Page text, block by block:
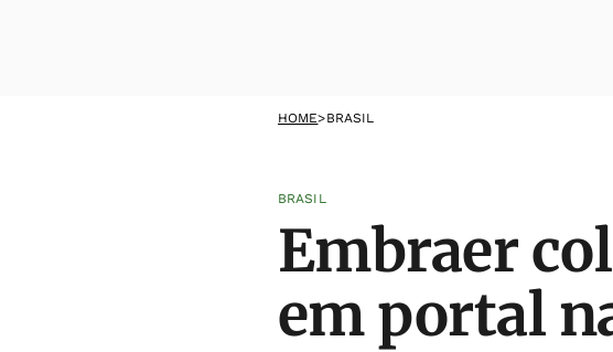
HOME>BRASIL
BRASIL
Embraer
em portal